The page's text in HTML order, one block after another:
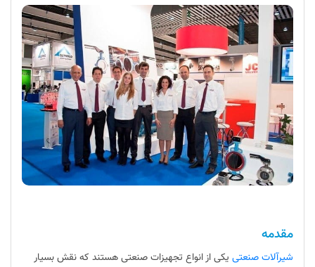
مقدمه
شیرآلات صنعتی یکی از انواع تجهیزات صنعتی هستند که نقش بسیار